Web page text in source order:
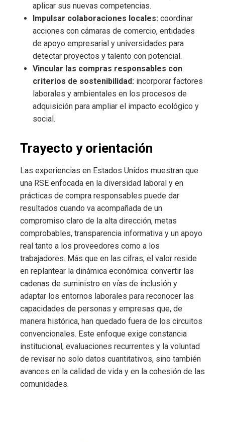
aplicar sus nuevas competencias.
Impulsar colaboraciones locales: coordinar
acciones con cámaras de comercio, entidades
de apoyo empresarial y universidades para
detectar proyectos y talento con potencial.
Vincular las compras responsables con
criterios de sostenibilidad: incorporar factores
laborales y ambientales en los procesos de
adquisición para ampliar el impacto ecológico y
social.
Trayecto y orientación
Las experiencias en Estados Unidos muestran que
una RSE enfocada en la diversidad laboral y en
prácticas de compra responsables puede dar
resultados cuando va acompañada de un
compromiso claro de la alta dirección, metas
comprobables, transparencia informativa y un apoyo
real tanto a los proveedores como a los
trabajadores. Más que en las cifras, el valor reside
en replantear la dinámica económica: convertir las
cadenas de suministro en vías de inclusión y
adaptar los entornos laborales para reconocer las
capacidades de personas y empresas que, de
manera histórica, han quedado fuera de los circuitos
convencionales. Este enfoque exige constancia
institucional, evaluaciones recurrentes y la voluntad
de revisar no solo datos cuantitativos, sino también
avances en la calidad de vida y en la cohesión de las
comunidades.